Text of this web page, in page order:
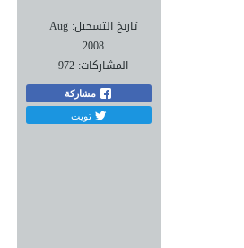
تاريخ التسجيل: Aug
2008
المشاركات: 972
مشاركة
تويت